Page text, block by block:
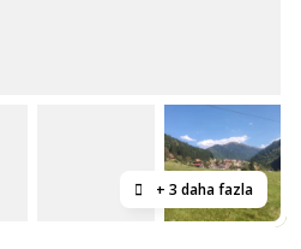
+ 3 daha fazla